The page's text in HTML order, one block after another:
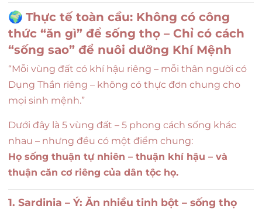
🌍 Thực tế toàn cầu: Không có công
thức “ăn gì” để sống thọ – Chỉ có cách
“sống sao” để nuôi dưỡng Khí Mệnh
“Mỗi vùng đất có khí hậu riêng – mỗi thân người có
Dụng Thần riêng – không có thực đơn chung cho
mọi sinh mệnh.”
Dưới đây là 5 vùng đất – 5 phong cách sống khác
nhau – nhưng đều có một điểm chung:
Họ sống thuận tự nhiên – thuận khí hậu – và
thuận căn cơ riêng của dân tộc họ.
1. Sardinia – Ý: Ăn nhiều tinh bột – sống thọ